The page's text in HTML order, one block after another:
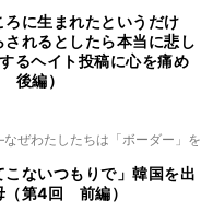
ろに生まれたというだけ
れるとしたら本当に悲し
るヘイト投稿に心を痛め
後編）
ぜわたしたちは「ボーダー」を
こないつもりで」韓国を出
（第4回 前編）